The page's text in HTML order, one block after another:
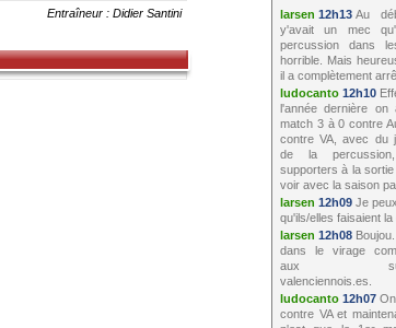
Entraîneur : Didier Santini